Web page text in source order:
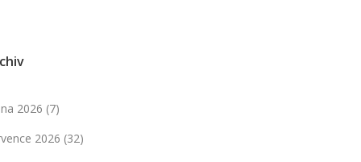
2026 (7)
2026 (32)